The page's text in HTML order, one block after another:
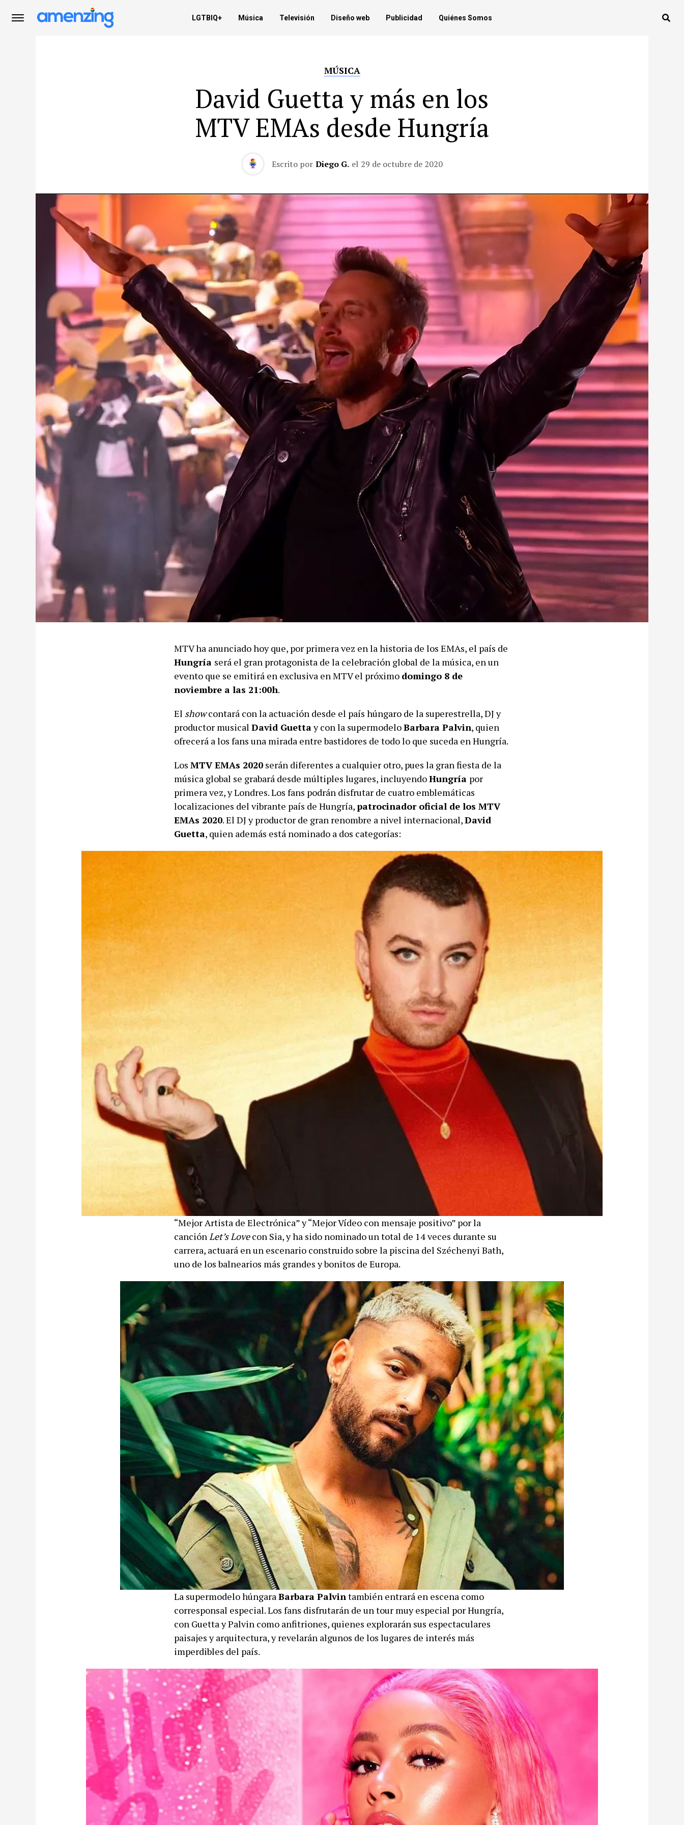
LGTBIQ+ Música Televisión Diseño web Publicidad Quiénes Somos
MÚSICA
David Guetta y más en los
MTV EMAs desde Hungría
Escrito por Diego G. el 29 de octubre de 2020
MTV ha anunciado hoy que, por primera vez en la historia de los EMAs, el país de
Hungría será el gran protagonista de la celebración global de la música, en un
evento que se emitirá en exclusiva en MTV el próximo domingo 8 de
noviembre a las 21:00h.
El showcontará con la actuación desde el país húngaro de la superestrella, DJ y
productor musical David Guettay con la supermodeloBarbara Palvin, quien
ofrecerá a los fans una mirada entre bastidores de todo lo que suceda en Hungría.
Los MTV EMAs 2020 serán diferentes a cualquier otro, pues la gran fiesta de la
música global se grabará desde múltiples lugares, incluyendoHungría por
primera vez, y Londres. Los fans podrán disfrutar de cuatro emblemáticas
localizaciones del vibrante país de Hungría,patrocinador oficial de los MTV
EMAs 2020. El DJ y productor de gran renombre a nivel internacional,David
Guetta, quien además está nominado a dos categorías:
“Mejor Artista de Electrónica” y “Mejor Vídeo con mensaje positivo” por la
canciónLet’s Lovecon Sia, y ha sido nominado un total de 14 veces durante su
carrera, actuará en un escenario construido sobre la piscina del Széchenyi Bath,
uno de los balnearios más grandes y bonitos de Europa.
La supermodelo húngaraBarbara Palvintambién entrará en escena como
corresponsal especial. Los fans disfrutarán de un tour muy especial por Hungría,
con Guetta y Palvin como anfitriones, quienes explorarán sus espectaculares
paisajes y arquitectura, y revelarán algunos de los lugares de interés más
imperdibles del país.